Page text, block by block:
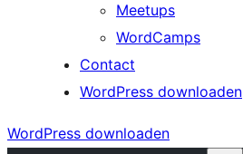
Meetups
WordCamps
Contact
WordPress downloaden
WordPress downloaden